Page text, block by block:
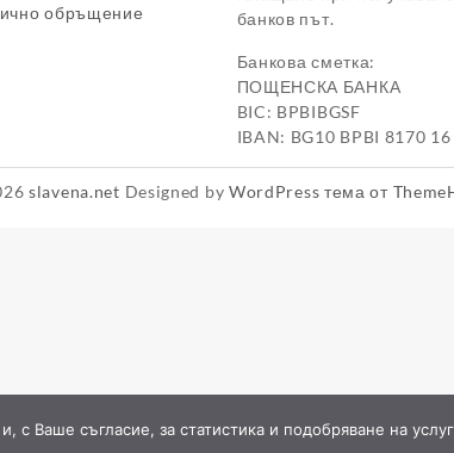
обръщение
банков път.
Банкова сметка:
ПОЩЕНСКА БАНКА
BIC: BPBIBGSF
IBAN: BG10 BPBI 8170
slavena.net Designed by WordPress тема от
с Ваше съгласие, за статистика и подобряване на